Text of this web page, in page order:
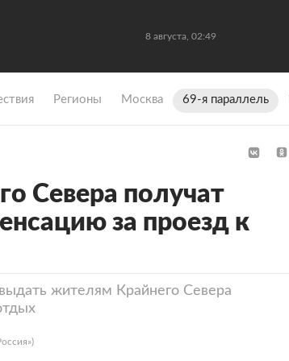
8 августа, 02:49
Регионы Москва 69-я параллель
Севера получат
за проезд к
жителям Крайнего Севера